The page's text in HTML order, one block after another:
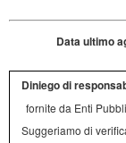
Data ultimo
Diniego di
fornite da Enti
Suggeriamo di